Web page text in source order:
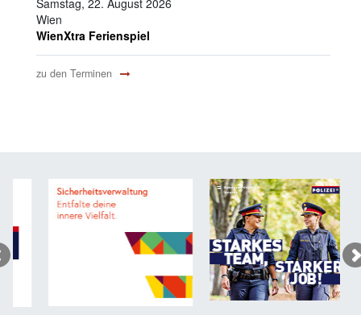
Samstag, 22. August 2026
Wien
WienXtra Ferienspiel
zu den Terminen